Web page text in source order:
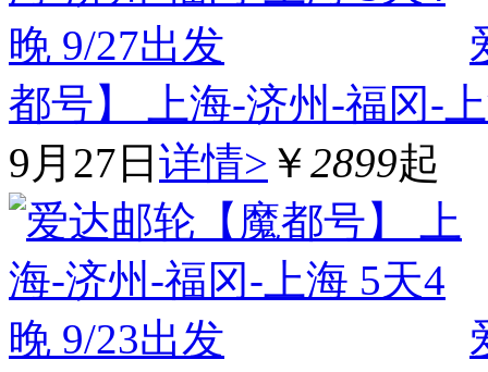
都号】 上海-济州-福冈-
9月27日 详情> ￥2899起